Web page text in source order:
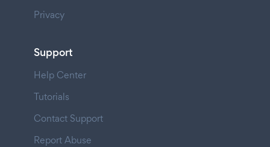
Privacy
Support
Help Center
Tutorials
Contact Support
Report Abuse